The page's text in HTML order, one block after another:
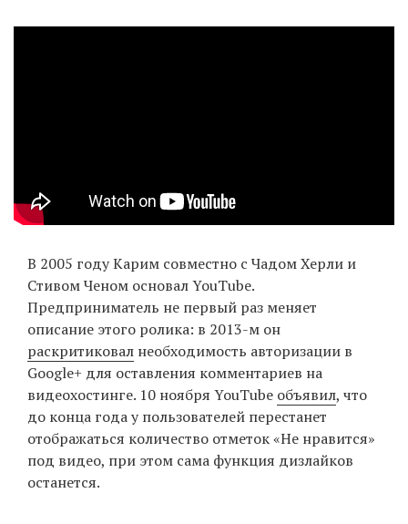
В 2005 году Карим совместно с Чадом Херли и
Стивом Ченом основал YouTube.
Предприниматель не первый раз меняет
описание этого ролика: в 2013-м он
раскритиковал необходимость авторизации в
Google+ для оставления комментариев на
видеохостинге. 10 ноября YouTube объявил, что
до конца года у пользователей перестанет
отображаться количество отметок «Не нравится»
под видео, при этом сама функция дизлайков
останется.